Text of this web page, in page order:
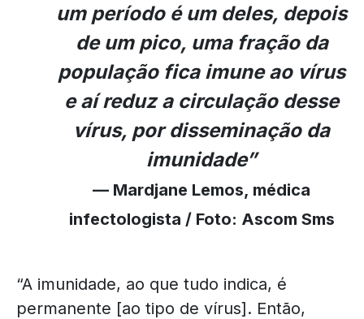
um período é um deles, depois
de um pico, uma fração da
população fica imune ao vírus
e aí reduz a circulação desse
vírus, por disseminação da
imunidade”
— Mardjane Lemos, médica
infectologista / Foto: Ascom Sms
“A imunidade, ao que tudo indica, é
permanente [ao tipo de vírus]. Então,